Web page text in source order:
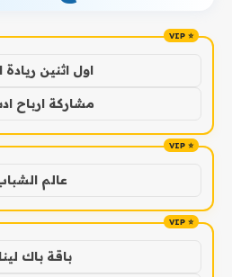
اول اثنين ريادة
مشاركة ارباح
عالم
باقة باك